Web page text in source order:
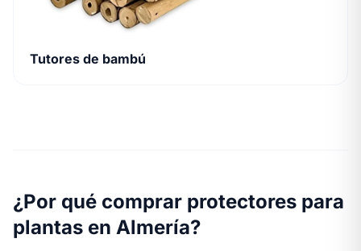
Tutores de bambú
¿Por qué comprar protectores para
plantas en Almería?